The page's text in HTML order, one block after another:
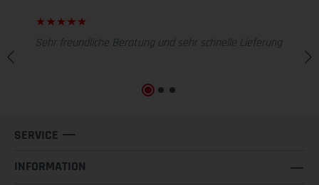
Sehr freundliche Beratung und sehr schnelle Lieferung
SERVICE
INFORMATION